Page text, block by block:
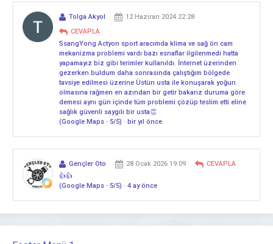
Tolga Akyol
12 Haziran 2024 22:28
CEVAPLA
SsangYong Actyon sport aracımda klima ve sağ ön cam
mekanizma problemi vardı bazı esnaflar ilgilenmedi hatta
yapamayız biz gibi terimler kullanıldı. İnternet üzerinden
gezerken buldum daha sonrasında çalıştığım bölgede
tavsiye edilmesi üzerine Üstün usta ile konuşarak yoğun
olmasına rağmen en azından bir getir bakarız duruma göre
demesi aynı gün içinde tüm problemi çözüp teslim etti eline
sağlık güvenli saygılı bir usta👏
(Google Maps · 5/5) · bir yıl önce
Gençler Oto 28 Ocak 2026 19:09
CEVAPLA
👍👍
(Google Maps · 5/5) · 4 ay önce